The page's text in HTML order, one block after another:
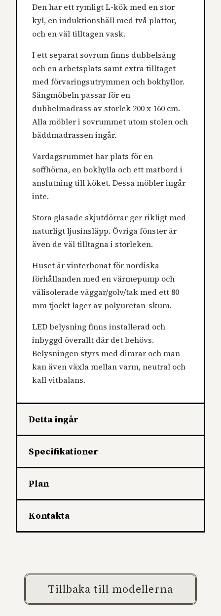
Den har ett rymligt L-kök med en stor
kyl, en induktionshäll med två plattor,
och en väl tilltagen vask.
I ett separat sovrum finns dubbelsäng
och en arbetsplats samt extra tilltaget
med förvaringsutrymmen och bokhyllor.
Sängmöbeln passar för en
dubbelmadrass av storlek 200 x 160 cm.
Alla möbler i sovrummet utom stolen och
bäddmadrassen ingår.
Vardagsrummet har plats för en
soffhörna, en bokhylla och ett matbord i
anslutning till köket. Dessa möbler ingår
inte.
Stora glasade skjutdörrar ger rikligt med
naturligt ljusinsläpp. Övriga fönster är
även de väl tilltagna i storleken.
Huset är vinterbonat för nordiska
förhållanden med en värmepump och
välisolerade väggar/golv/tak med ett 80
mm tjockt lager av polyuretan-skum.
LED belysning finns installerad och
inbyggd överallt där det behövs.
Belysningen styrs med dimrar och man
kan även växla mellan varm, neutral och
kall vitbalans.
Detta ingår
Specifikationer
Plan
Kontakta
Tillbaka till modellerna